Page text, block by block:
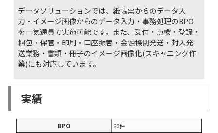
データソリューションでは、紙帳票からのデータ入
力・イメージ画像からのデータ入力・事務処理のBPO
を一気通貫で実施可能です。また、受付・点検・登録・
梱包・保管・印刷・口座振替・金融機関発送・封入発
送業務・書類・冊子のイメージ画像化(スキャニング作
業)にも対応しています。
実績
BPO 60件